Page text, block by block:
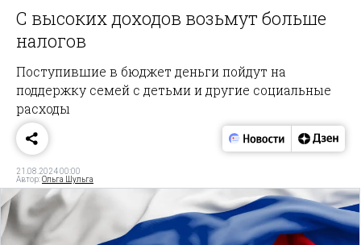
С высоких доходов возьмут больше
налогов
Поступившие в бюджет деньги пойдут на
поддержку семей с детьми и другие социальные
расходы
21.08.2024 00:00
Автор:Ольга Шульга